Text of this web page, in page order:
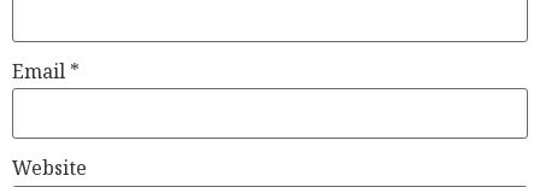
Email *
Website